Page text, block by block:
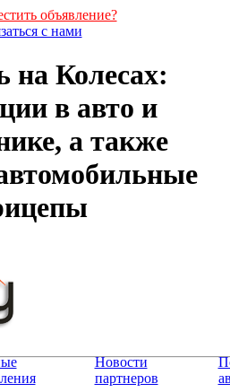
объявление?
с нами
на Колесах:
в авто и
а также
Новости
партнеров